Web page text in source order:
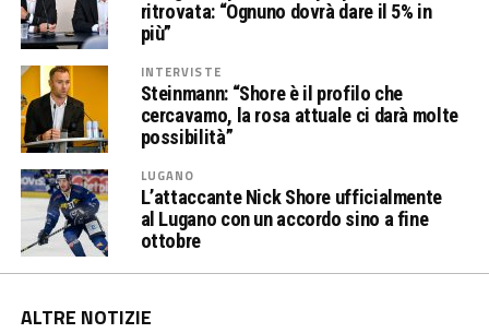
ritrovata: “Ognuno dovrà dare il 5% in
più”
INTERVISTE
Steinmann: “Shore è il profilo che
cercavamo, la rosa attuale ci darà molte
possibilità”
LUGANO
L’attaccante Nick Shore ufficialmente
al Lugano con un accordo sino a fine
ottobre
ALTRE NOTIZIE